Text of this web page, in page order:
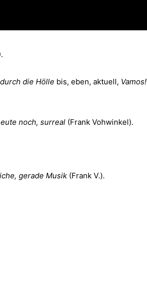
die Hölle bis, eben, aktuell, Vamos!
noch, surreal (Frank Vohwinkel).
gerade Musik (Frank V.).